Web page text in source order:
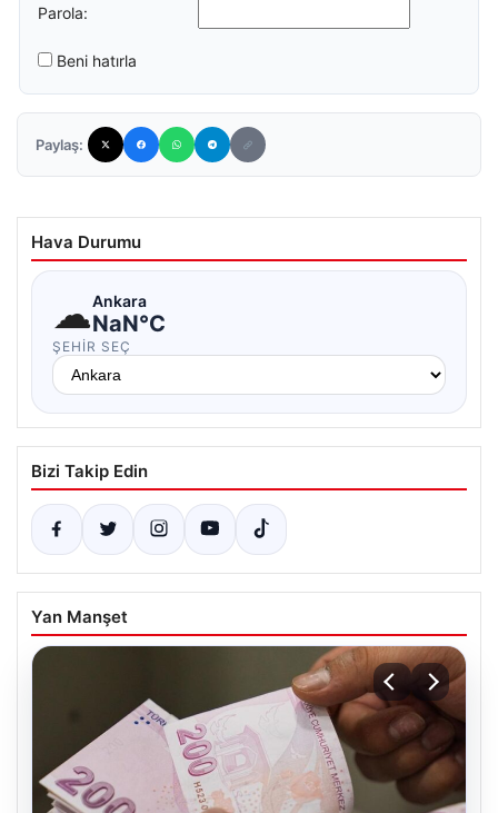
Parola:
Beni hatırla
Paylaş:
Hava Durumu
☁Ankara
NaN°C
ŞEHIR SEÇ
Bizi Takip Edin
Yan Manşet